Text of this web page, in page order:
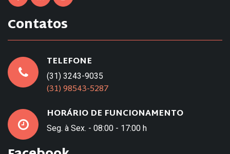
Contatos
TELEFONE
(31) 3243-9035
(31) 98543-5287
HORÁRIO DE FUNCIONAMENTO
Seg. à Sex. - 08:00 - 17:00 h